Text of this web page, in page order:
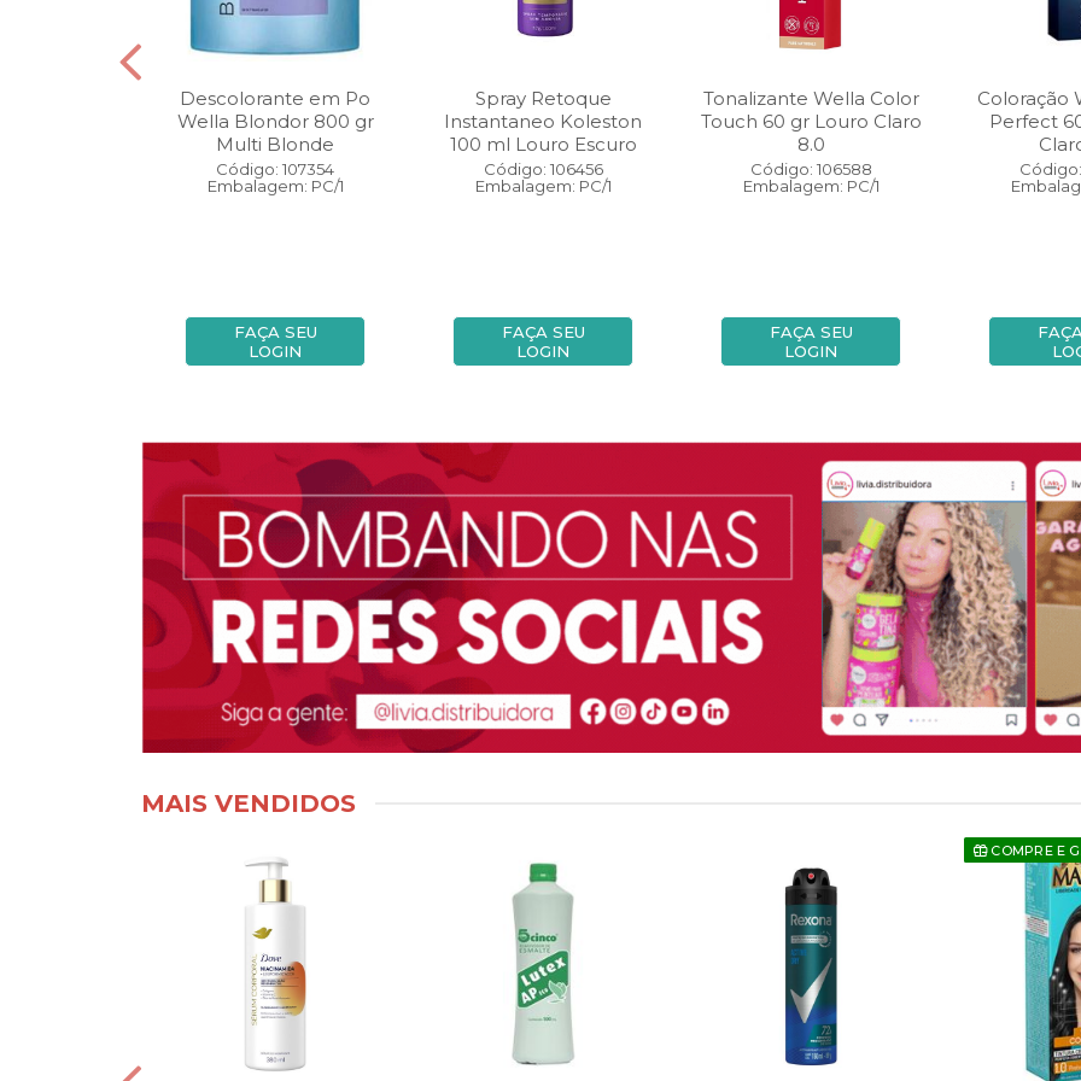
Descolorante em Po
Wella Blondor 800 gr
Multi Blonde
Código: 107354
Embalagem: PC/1
FAÇA SEU
LOGIN
Spray Retoque
Instantaneo Koleston
100 ml Louro Escuro
Código: 106456
Embalagem: PC/1
FAÇA SEU
LOGIN
Tonalizante Wella Color
Touch 60 gr Louro Claro
8.0
Código: 106588
Embalagem: PC/1
FAÇA SEU
LOGIN
Coloração
Perfect
MAIS VENDIDOS
COMPRE E